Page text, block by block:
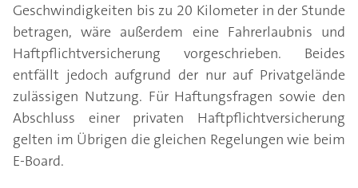
Geschwindigkeiten bis zu 20 Kilometer in der Stunde
betragen, wäre außerdem eine Fahrerlaubnis und
Haftpflichtversicherung vorgeschrieben. Beides
entfällt jedoch aufgrund der nur auf Privatgelände
zulässigen Nutzung. Für Haftungsfragen sowie den
Abschluss einer privaten Haftpflichtversicherung
gelten im Übrigen die gleichen Regelungen wie beim
E-Board.